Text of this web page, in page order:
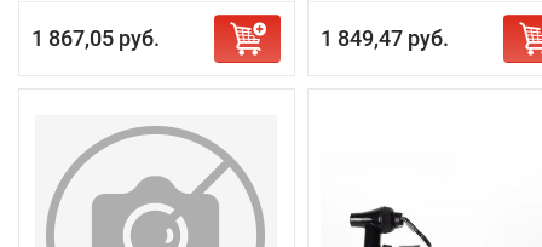
1 867,05 руб. 1 849,47 руб.